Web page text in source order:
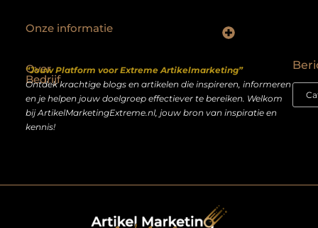
Over
Bedrijf
“Jouw Platform voor Extreme Artikelmarketing”
Ontdek krachtige blogs en artikelen die inspireren, informeren
en je helpen jouw doelgroep effectiever te bereiken. Welkom
bij ArtikelMarketingExtreme.nl, jouw bron van inspiratie en
kennis!
Onze informatie